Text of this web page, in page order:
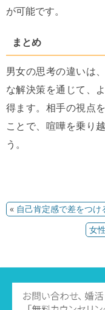
が可能です。
まとめ
男女の思考の違いは
な解決策を通じて、
得ます。相手の視点
ことで、喧嘩を乗り
う。
« 自己肯定感で差をつけ
女